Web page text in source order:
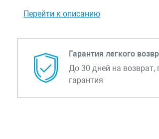
Перейти к описанию
Гарантия легкого
До 30 дней на возврат,
гарантия